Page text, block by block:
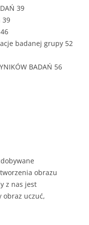
39
39
badanej grupy 52
BADAŃ 56
obrazu
z nas jest
uczuć,